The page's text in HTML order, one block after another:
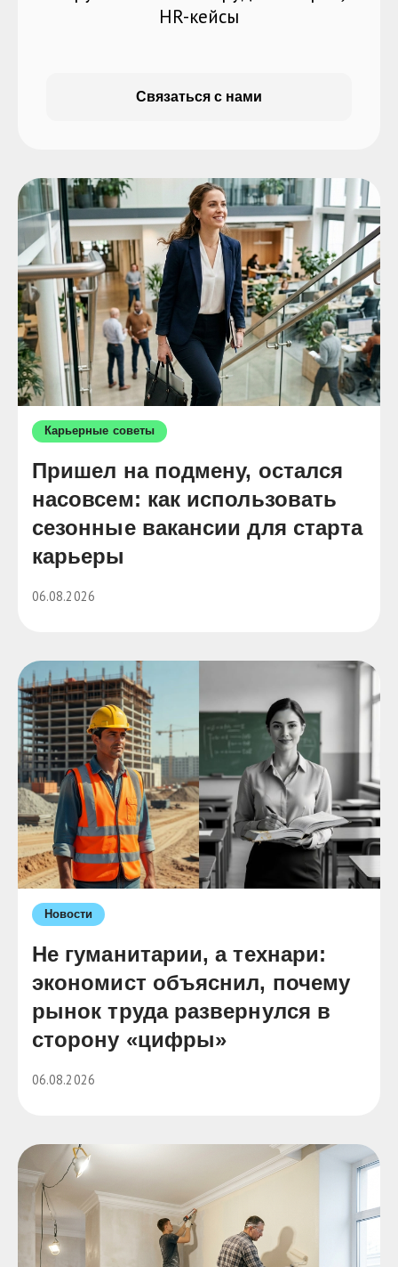
HR-кейсы
Связаться с нами
Карьерные советы
Пришел на подмену, остался
насовсем: как использовать
сезонные вакансии для старта
карьеры
06.08.2026
Новости
Не гуманитарии, а технари:
экономист объяснил, почему
рынок труда развернулся в
сторону «цифры»
06.08.2026